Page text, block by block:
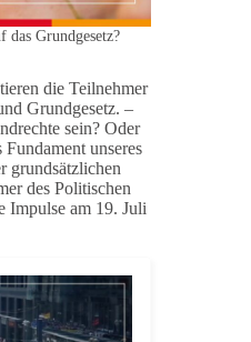
Grundgesetz?
die Teilnehmer
Grundgesetz. –
sein? Oder
unseres
grundsätzlichen
des Politischen
Impulse am 19. Juli